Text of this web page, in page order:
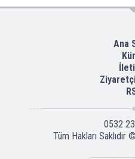
Ana
0532
Tüm Hakları Saklıdır